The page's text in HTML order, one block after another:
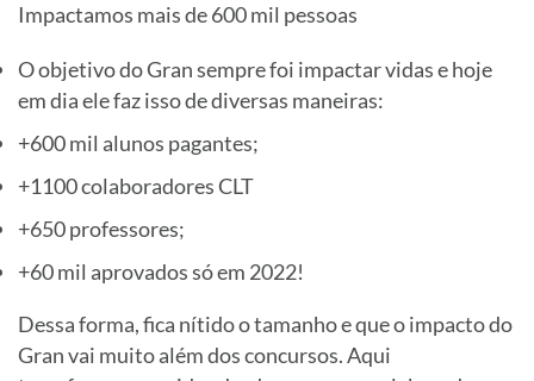
Impactamos mais de 600 mil pessoas
O objetivo do Gran sempre foi impactar vidas e hoje
em dia ele faz isso de diversas maneiras:
+600 mil alunos pagantes;
+1100 colaboradores CLT
+650 professores;
+60 mil aprovados só em 2022!
Dessa forma, fica nítido o tamanho e que o impacto do
Gran vai muito além dos concursos. Aqui